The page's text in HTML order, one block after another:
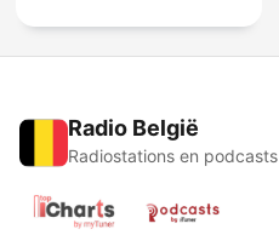
Radio België
Radiostations en podcasts